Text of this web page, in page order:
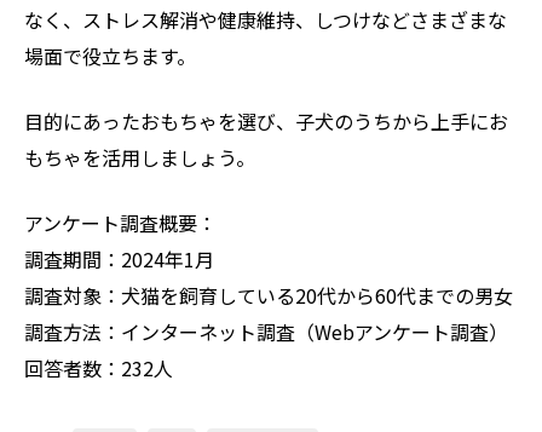
なく、ストレス解消や健康維持、しつけなどさまざまな
場面で役立ちます。
目的にあったおもちゃを選び、子犬のうちから上手にお
もちゃを活用しましょう。
アンケート調査概要：
調査期間：2024年1月
調査対象：犬猫を飼育している20代から60代までの男女
調査方法：インターネット調査（Webアンケート調査）
回答者数：232人